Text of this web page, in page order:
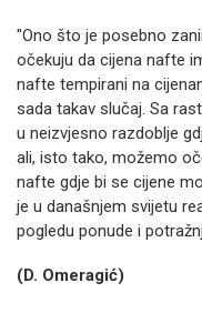
"Ono što je posebno
očekuju da cijena nafte
nafte tempirani na
sada takav slučaj. Sa
u neizvjesno razdoblje
ali, isto tako, možemo
nafte gdje bi se cijene
je u današnjem svijetu
pogledu ponude i
(D. Omeragić)